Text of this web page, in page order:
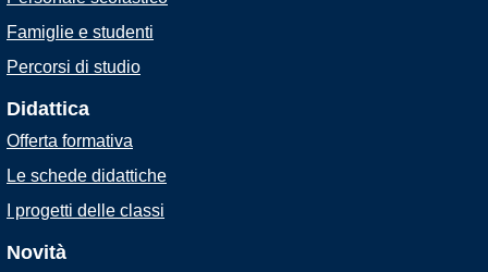
Famiglie e studenti
Percorsi di studio
Didattica
Offerta formativa
Le schede didattiche
I progetti delle classi
Novità